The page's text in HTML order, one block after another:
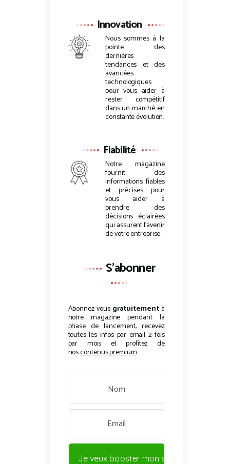
Innovation
Nous sommes à la
pointe des
dernières
tendances et des
avancées
technologiques
pour vous aider à
rester compétitif
dans un marché en
constante évolution.
Fiabilité
Notre magazine
fournit des
informations fiables
et précises pour
vous aider à
prendre des
décisions éclairées
qui assurent l’avenir
de votre entreprise.
S'abonner
Abonnez vous gratuitementà
notre magazine pendant la
phase de lancement, recevez
toutes les infos par email 2 fois
par mois et profitez de
noscontenus premium.
Je veux booster mon site !